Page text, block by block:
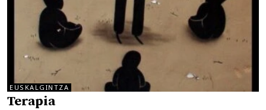
EUSKALGINTZA
Terapia